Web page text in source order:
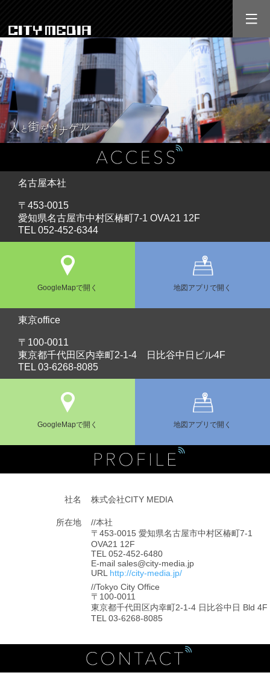
名古屋本社
〒453-0015
愛知県名古屋市中村区椿町7-1 OVA21 12F
TEL 052-452-6344
GoogleMapで開く 地図アプリで開く
東京office
〒100-0011
東京都千代⽥区内幸町2-1-4 日⽐谷中日ビル4F
TEL 03-6268-8085
GoogleMapで開く 地図アプリで開く
社名 株式会社CITY MEDIA
所在地
//本社
〒453-0015 愛知県名古屋市中村区椿町7-1
OVA21 12F
TEL 052-452-6480
E-mail sales@city-media.jp
URL http://city-media.jp/
//Tokyo City Office
〒100-0011
東京都千代田区内幸町2-1-4 日比谷中日 Bld 4F
TEL 03-6268-8085